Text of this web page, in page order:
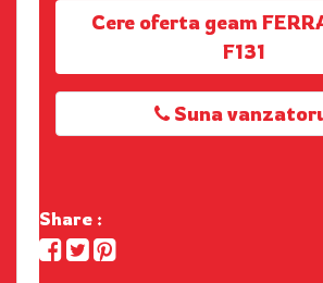
Cere oferta geam
F131
Suna
Share :